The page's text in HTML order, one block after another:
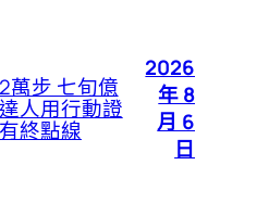
萬步 七旬億
人用行動證
終點線
2026
年 8
月 6
日